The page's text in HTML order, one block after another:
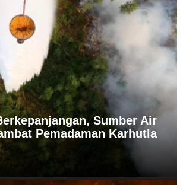
Sumber Air
Pemadaman Karhutla